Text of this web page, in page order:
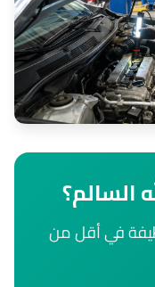
السالم؟
في أقل من